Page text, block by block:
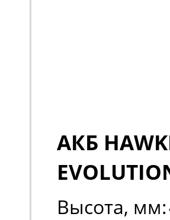
АКБ
Высота, мм: